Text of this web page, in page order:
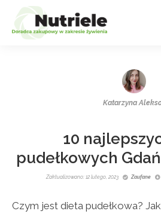
Katarzyna
10
pudełkowych
Zaktualizowano: 12 lutego, 2023 Zaufane
Czym jest dieta pudełkowa?